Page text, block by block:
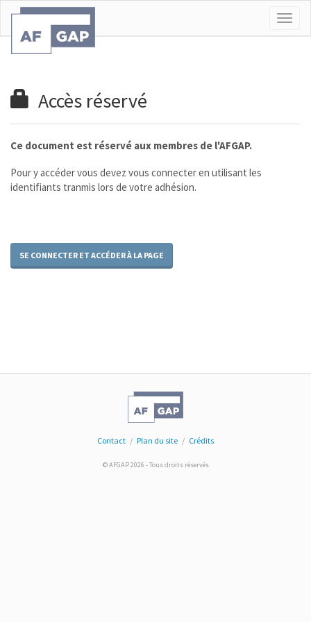
Accès réservé
Ce document est réservé aux membres de l'AFGAP.
Pour y accéder vous devez vous connecter en utilisant les
identifiants tranmis lors de votre adhésion.
SE CONNECTER ET ACCÉDER À LA PAGE
Contact / Plan du site / Crédits
© AFGAP 2026 - Tous droits réservés